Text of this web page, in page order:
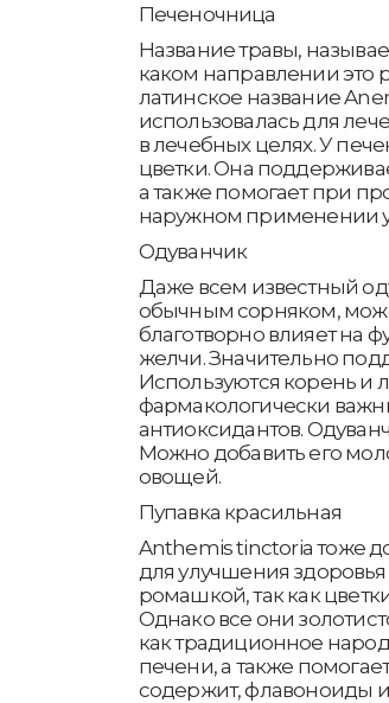
Печеночница
Название травы,
каком направлении это
латинское название
использовалась для
в лечебных целях. У
цветки. Она
а также помогает при
наружном применении
Одуванчик
Даже всем известный
обычным сорняком,
благотворно влияет на
желчи. Значительно
Используются корень и
фармакологически
антиоксидантов.
Можно добавить его
овощей.
Пупавка красильная
Anthemis tinctoria тоже
для улучшения
ромашкой, так как
Однако все они
как традиционное
печени, а также
содержит, флавоноиды